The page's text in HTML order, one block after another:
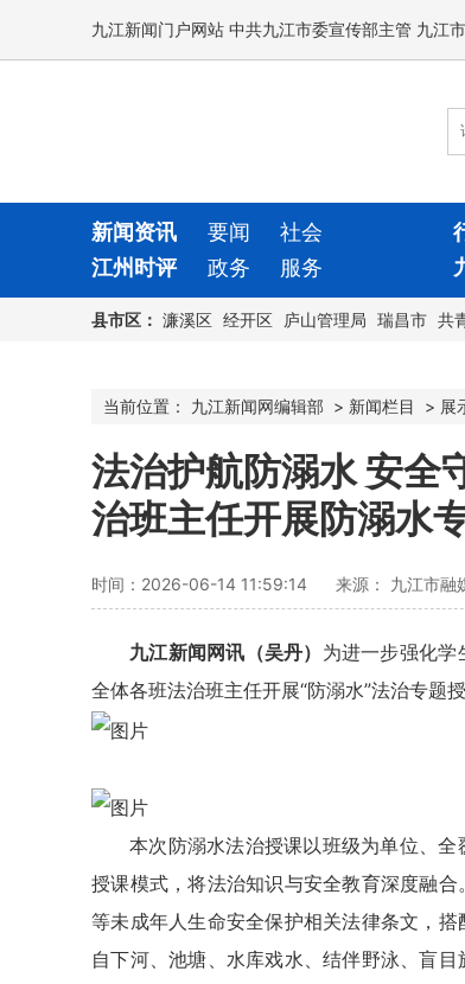
九江新闻门户网站 中共九江市委宣传部主管 九江
新闻资讯 要闻 社会
江州时评
政务 服务
县市区： 濂溪区 经开区 庐山管理局 瑞昌市 共
当前位置： 九江新闻网编辑部 > 新闻栏目 > 展
法治护航防溺水 安
治班主任开展防溺水
时间：2026-06-14 11:59:14 来源： 九江市融
九江新闻网讯（吴丹） 为进一步强化
全体各班法治班主任开展“防溺水”法治专题授
本次防溺水法治授课以班级为单位、
授课模式，将法治知识与安全教育深度融
等未成年人生命安全保护相关法律条文，
自下河、池塘、水库戏水、结伴野泳、盲